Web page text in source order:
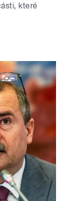
které